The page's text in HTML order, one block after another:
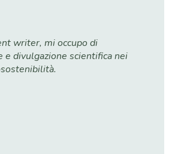
writer, mi occupo di
e divulgazione scientifica nei